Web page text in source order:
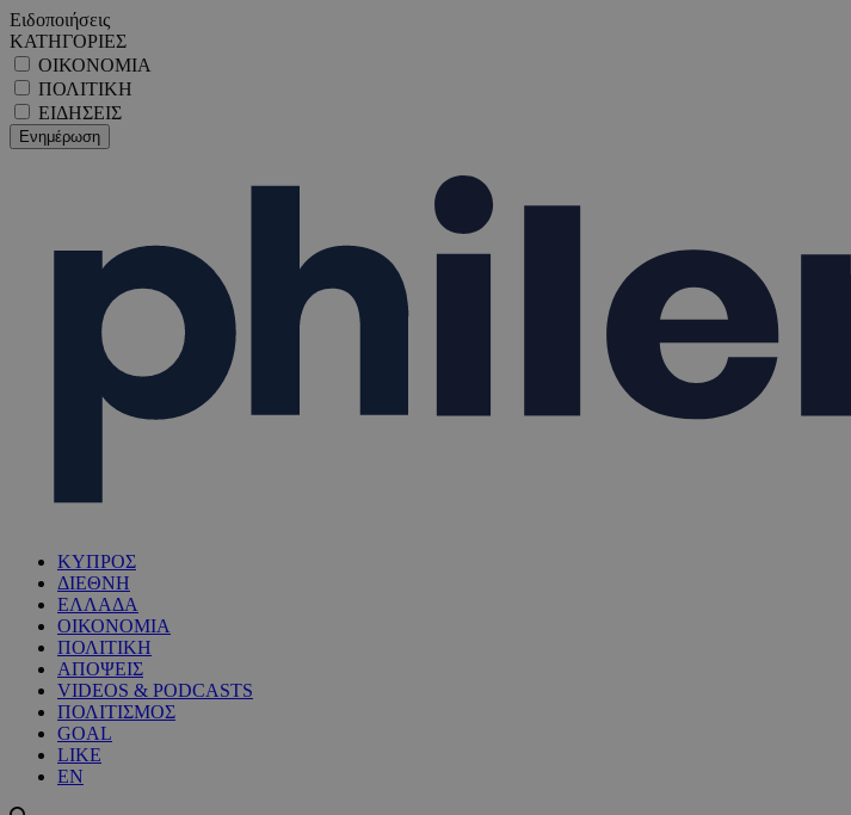
Ειδοποιήσεις
ΚΑΤΗΓΟΡΙΕΣ
ΟΙΚΟΝΟΜΙΑ
ΠΟΛΙΤΙΚΗ
ΕΙΔΗΣΕΙΣ
ΚΥΠΡΟΣ
ΔΙΕΘΝΗ
ΕΛΛΑΔΑ
ΟΙΚΟΝΟΜΙΑ
ΠΟΛΙΤΙΚΗ
ΑΠΟΨΕΙΣ
VIDEOS & PODCASTS
ΠΟΛΙΤΙΣΜΟΣ
GOAL
LIKE
EN